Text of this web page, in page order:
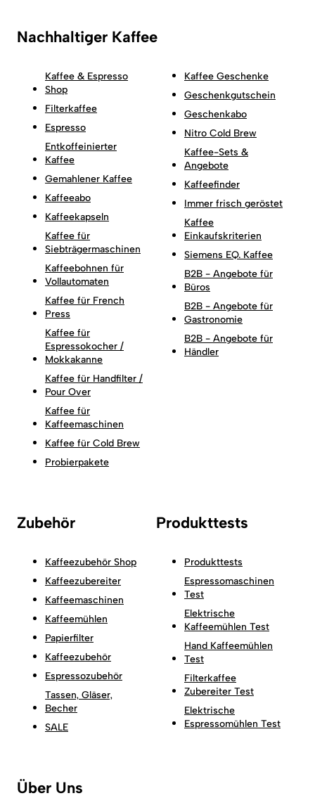
Nachhaltiger Kaffee
Kaffee & Espresso
Shop
Filterkaffee
Espresso
Entkoffeinierter
Kaffee
Gemahlener Kaffee
Kaffeeabo
Kaffeekapseln
Kaffee für
Siebträgermaschinen
Kaffeebohnen für
Vollautomaten
Kaffee für French
Press
Kaffee für
Espressokocher /
Mokkakanne
Kaffee für Handfilter /
Pour Over
Kaffee für
Kaffeemaschinen
Kaffee für Cold Brew
Probierpakete
Kaffee Geschenke
Geschenkgutschein
Geschenkabo
Nitro Cold Brew
Kaffee-Sets &
Angebote
Kaffeefinder
Immer frisch geröstet
Kaffee
Einkaufskriterien
Siemens EQ. Kaffee
B2B - Angebote für
Büros
B2B - Angebote für
Gastronomie
B2B - Angebote für
Händler
Zubehör
Kaffeezubehör Shop
Kaffeezubereiter
Kaffeemaschinen
Kaffeemühlen
Papierfilter
Kaffeezubehör
Espressozubehör
Tassen, Gläser,
Becher
SALE
Produkttests
Produkttests
Espressomaschinen
Test
Elektrische
Kaffeemühlen Test
Hand Kaffeemühlen
Test
Filterkaffee
Zubereiter Test
Elektrische
Espressomühlen Test
Über Uns